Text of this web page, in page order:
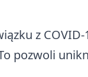
z
pozwoli